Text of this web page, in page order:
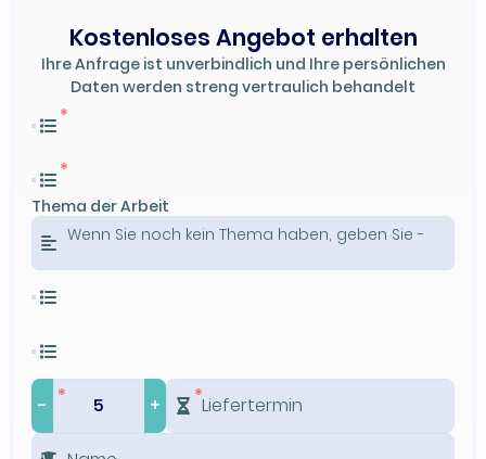
Kostenloses Angebot erhalten
Ihre Anfrage ist unverbindlich und Ihre persönlichen
Daten werden streng vertraulich behandelt
Thema der Arbeit
- +